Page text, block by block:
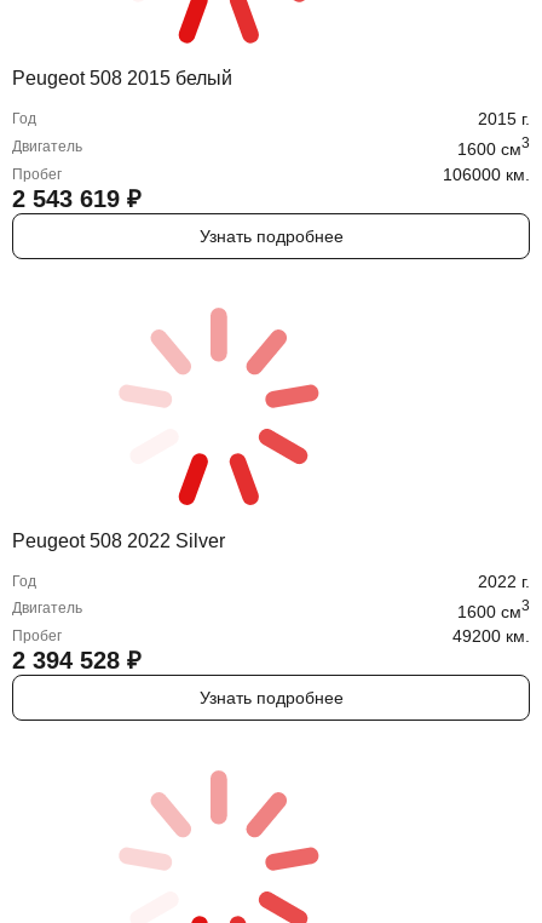
Peugeot 508 2015 белый
Год 2015 г.
Двигатель 1600 cм3
Пробег 106000 км.
2 543 619 ₽
Узнать подробнее
Peugeot 508 2022 Silver
Год 2022 г.
Двигатель 1600 cм3
Пробег 49200 км.
2 394 528 ₽
Узнать подробнее